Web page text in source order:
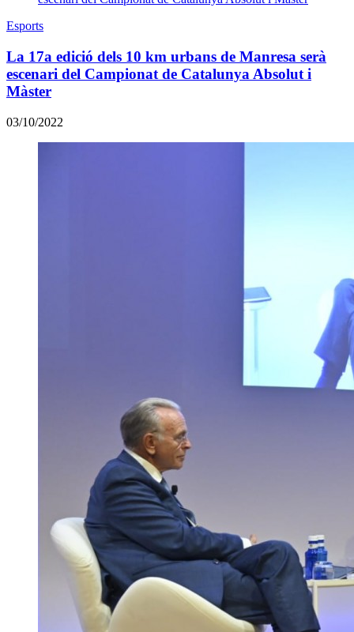
Esports
La 17a edició dels 10 km urbans de Manresa serà
escenari del Campionat de Catalunya Absolut i
Màster
03/10/2022